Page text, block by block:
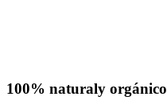
100% naturaly orgánico